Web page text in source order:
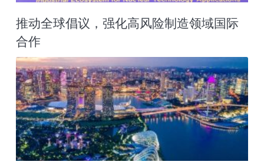
推动全球倡议，强化高风险制造领域国际
合作